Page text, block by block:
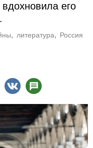
его
литература Россия